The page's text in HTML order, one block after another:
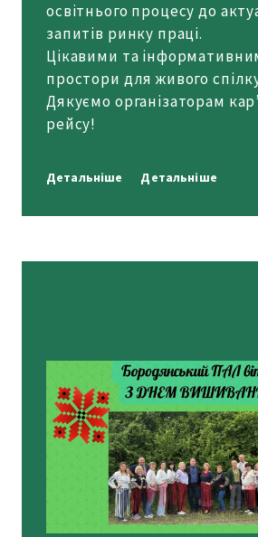
освітнього процесу до
запитів ринку праці.
Цікавими та
простори для живого
Дякуємо організаторам
рейсу!
Детальніше Детальніше